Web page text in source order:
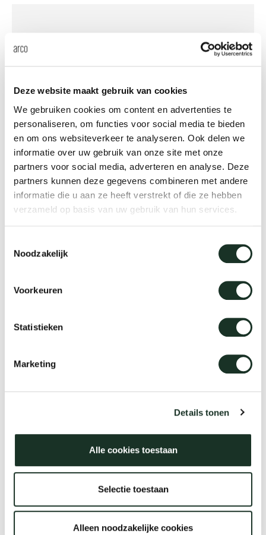
Deze website maakt gebruik van cookies
We gebruiken cookies om content en advertenties te
personaliseren, om functies voor social media te bieden
en om ons websiteverkeer te analyseren. Ook delen we
informatie over uw gebruik van onze site met onze
partners voor social media, adverteren en analyse. Deze
partners kunnen deze gegevens combineren met andere
informatie die u aan ze heeft verstrekt of die ze hebben
verzameld op basis van uw gebruik van hun services.
Noodzakelijk
Voorkeuren
Statistieken
Marketing
Details tonen
Alle cookies toestaan
Selectie toestaan
Alleen noodzakelijke cookies
Essenza
Essenza XL
Slim+ Round